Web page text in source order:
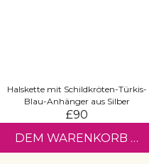
Halskette mit Schildkröten-Türkis-
Blau-Anhänger aus Silber
£90
DEM WARENKORB